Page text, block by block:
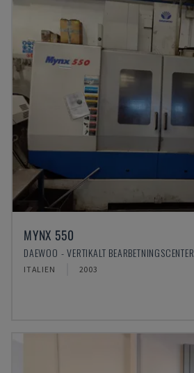
MYNX 550
DAEWOO - VERTIKALT BEARBETNINGSCENTER
ITALIEN 2003